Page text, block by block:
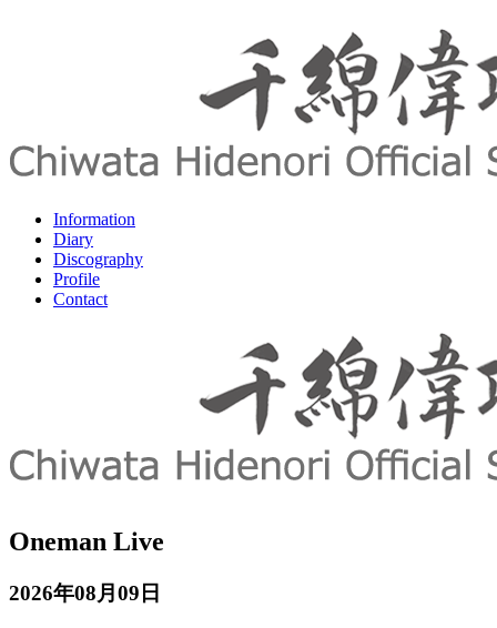
Information
Diary
Discography
Profile
Contact
Oneman Live
2026年08月09日